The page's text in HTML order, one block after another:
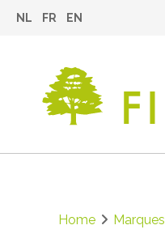
NL FR EN
Home Marques